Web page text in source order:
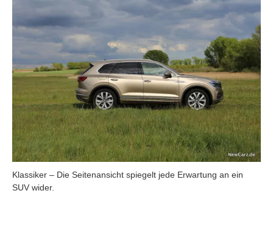
Klassiker – Die Seitenansicht spiegelt jede Erwartung an ein
SUV wider.